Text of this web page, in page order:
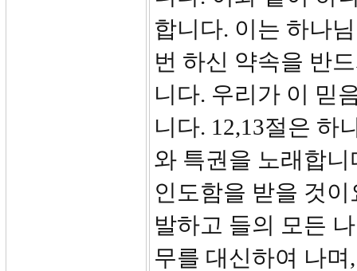
합니다. 이는 하나
번 하신 약속을 반
니다. 우리가 이 믿
니다. 12,13절은 하
와 특권을 노래합
인도함을 받을 것
발하고 들의 모든
무를 대신하여 나